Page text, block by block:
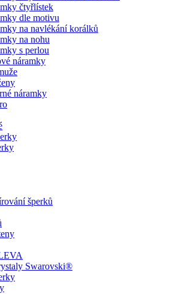
čtyřlístek
dle motivu
na navlékání korálků
na nohu
s perlou
náramky
náramky
šperků
Swarovski®